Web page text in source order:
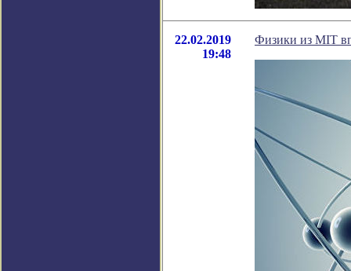
22.02.2019
19:48
Физики из MIT